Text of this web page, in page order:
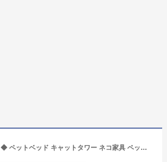
レビュー特典あり！◆ ペットベッド キャットタワー ネコ家具 ペット家具 5段ベッド 天然木 無垢材 パイン いぬ ねこ キャット 猫タワマン 多頭飼い ペット用ベッド 猫小屋 キャットハウス 通気性 丈夫 秘密基地 ナチュラル おしゃれ シンプル 北欧 ウィリス